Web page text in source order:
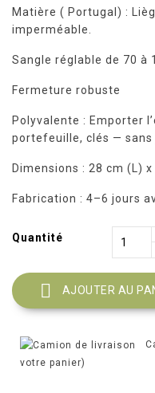
Matière ( Portugal) :
imperméable.
Sangle réglable de 70 à
Fermeture robuste
Polyvalente : Emporter
portefeuille, clés — sans
Dimensions : 28 cm (L)
Fabrication : 4–6 jours
Quantité
 AJOUTER AU
votre panier)